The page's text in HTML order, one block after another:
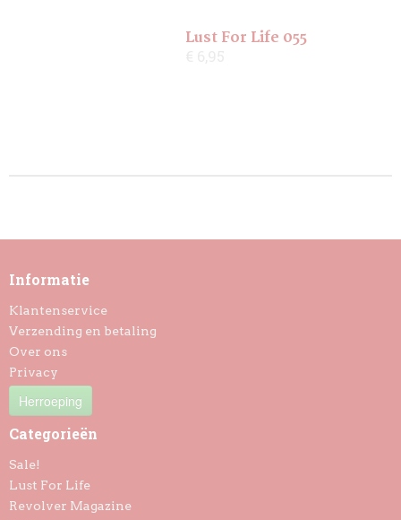
Lust For Life 055
Informatie
Klantenservice
Verzending en betaling
Over ons
Privacy
Herroeping
Categorieën
Sale!
Lust For Life
Revolver Magazine